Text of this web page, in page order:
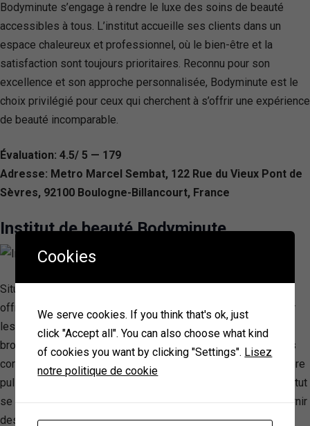
Bodyminute s’engage à rendre le luxe des soins de beauté
accessibles à tous. L’institut accueille ses clients dans un
espace chaleureux et professionnel, où le bien-être et la
satisfaction sont toujours prioritaires. Reconnu pour son
excellence et son approche personnalisée, Bodyminute est le
choix privilégié pour ceux qui cherchent à s’offrir une expérience
de beauté incomparable.
Évaluation: 4.5/ 5 — 179
Adresse: Metro Marcel Sembat, 122 Rue du Vieux Pont de
Sèvres, 92100 Boulogne-Billancourt, France
Institut de beauté Bodyminute
Situé à Boulogne Billancourt, l’institut de beauté Bodyminute
offre une gamme complète de services allant des soins pour
les mains et les pieds, aux évolutions esthétiques comme le
browlift et le rehaussement de cils, en passant par des soins
corporels, d’épilation, du visage, et des traitements à la lumière
pulsée. Connu pour son approche sans rendez-vous, cet institut
se distingue par sa facilité d’accès et son engagement à fournir
des services de beauté de haute qualité à tous ses clients.
Cookies
We serve cookies. If you think that's ok, just
click "Accept all". You can also choose what kind
of cookies you want by clicking "Settings". Lisez
notre politique de cookie